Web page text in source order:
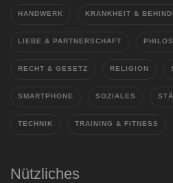
HANDWERK KRANKHEIT &
LIEBE & PARTNERSCHAFT
RECHT & GESETZ RELIGION
SMARTPHONE SOZIALES
TECHNIK TRAINING & FITNESS
Nützliches